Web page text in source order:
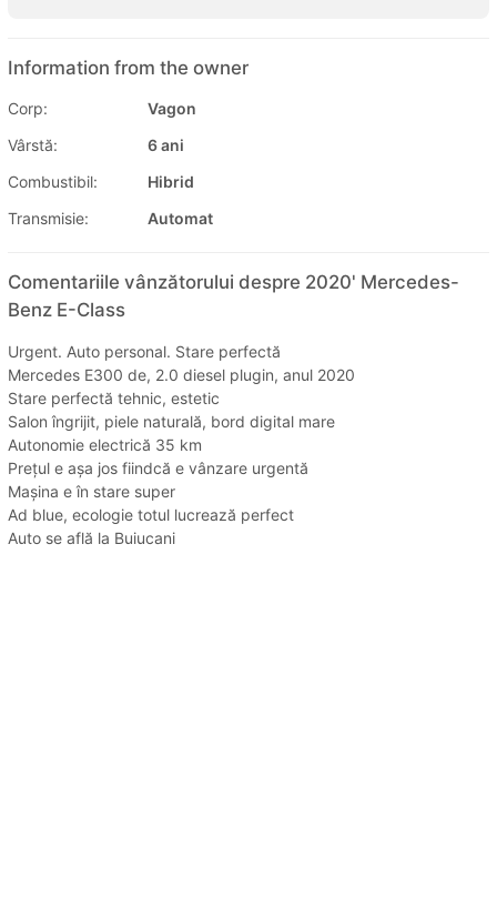
Information from the owner
Corp:
Vagon
Vârstă:
6 ani
Combustibil:
Hibrid
Transmisie:
Automat
Comentariile vânzătorului despre 2020' Mercedes-
Benz E-Class
Urgent. Auto personal. Stare perfectă
Mercedes E300 de, 2.0 diesel plugin, anul 2020
Stare perfectă tehnic, estetic
Salon îngrijit, piele naturală, bord digital mare
Autonomie electrică 35 km
Prețul e așa jos fiindcă e vânzare urgentă
Mașina e în stare super
Ad blue, ecologie totul lucrează perfect
Auto se află la Buiucani